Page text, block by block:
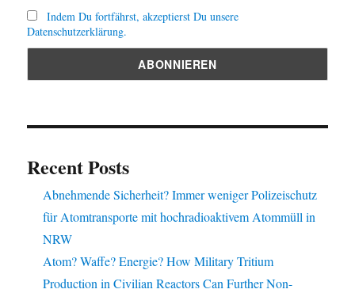
Indem Du fortfährst, akzeptierst Du unsere
Datenschutzerklärung.
Recent Posts
Abnehmende Sicherheit? Immer weniger Polizeischutz
für Atomtransporte mit hochradioaktivem Atommüll in
NRW
Atom? Waffe? Energie? How Military Tritium
Production in Civilian Reactors Can Further Non-